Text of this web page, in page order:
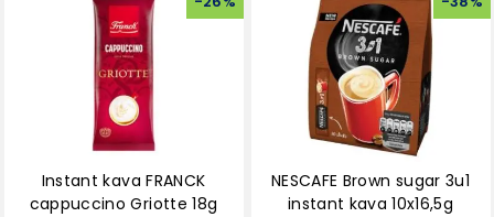
Instant kava FRANCK
cappuccino Griotte 18g
NESCAFE Brown sugar 3u1
instant kava 10x16,5g